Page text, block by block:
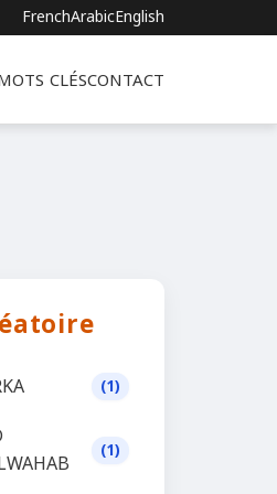
FrenchArabicEnglish
CLÉSCONTACT
(1)
(1)